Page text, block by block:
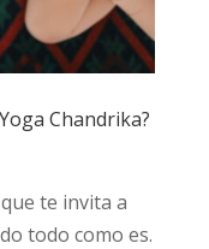
Chandrika?
te invita a
todo como es.